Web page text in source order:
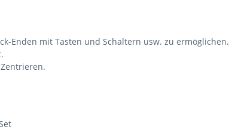
Enden mit Tasten und Schaltern usw. zu ermöglichen.